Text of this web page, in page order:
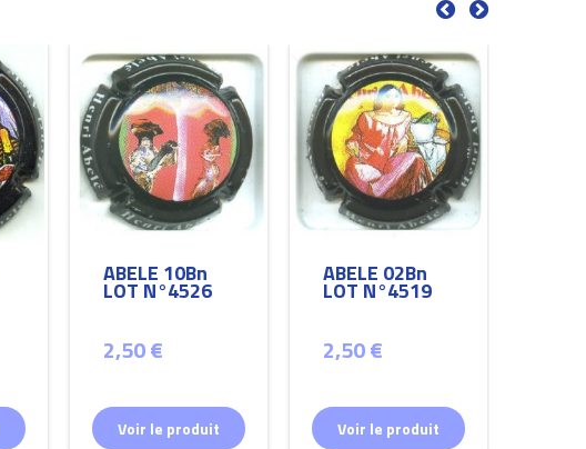
ABELE 10Bn
LOT N°4526
2,50 €
Voir le produit
ABELE 02Bn
LOT N°4519
2,50 €
Voir le produit